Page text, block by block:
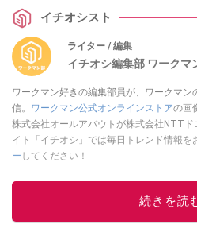
イチオシスト
ライター / 編集
イチオシ編集部 ワークマ
ワークマン好きの編集部員が、ワークマン
信。 ワークマン公式オンラインストアの画
株式会社オールアバウトが株式会社NTT
イト「イチオシ」では毎日トレンド情報を
ー してください！
このイ
続きを読